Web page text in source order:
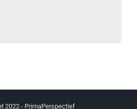
2022 - PrimaPerspectief